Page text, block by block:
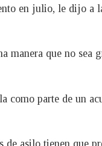
en julio, le dijo a
manera que no sea
como parte de un